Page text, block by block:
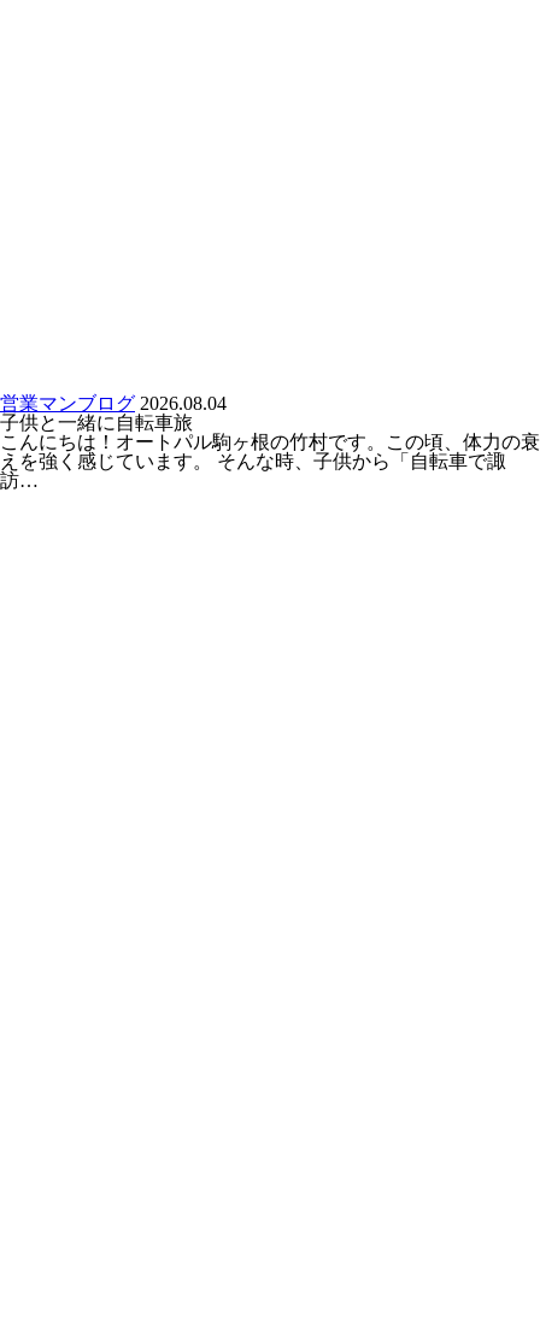
営業マンブログ 2026.08.04
子供と一緒に自転車旅
こんにちは！オートパル駒ヶ根の竹村です。この頃、体力の衰
えを強く感じています。 そんな時、子供から「自転車で諏
訪…